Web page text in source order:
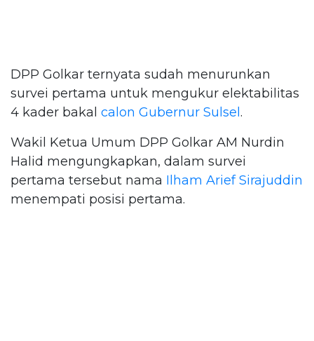
DPP Golkar ternyata sudah menurunkan
survei pertama untuk mengukur elektabilitas
4 kader bakal calon Gubernur Sulsel.
Wakil Ketua Umum DPP Golkar AM Nurdin
Halid mengungkapkan, dalam survei
pertama tersebut nama Ilham Arief Sirajuddin
menempati posisi pertama.